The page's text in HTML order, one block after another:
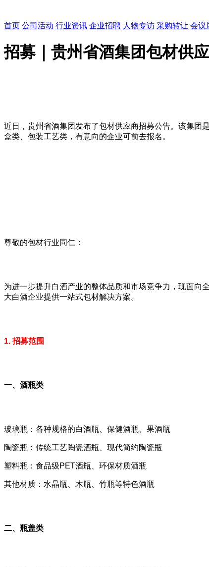
首页 公司活动 行业资讯 企业招聘 人物专访 采购转让 会议
招募｜贵州省酒集团包材供
近日，贵州省酒集团发布了包材供应商招募公告。该集团
盒类、包装工艺类，有意向的企业可前去报名。
尊敬的包材行业同仁：
为进一步提升白酒产业的整体品质和市场竞争力，现面向
大白酒企业提供一站式包材解决方案。
1. 招募范围
一、酒瓶类
玻璃瓶：各种规格的白酒瓶、保健酒瓶、果酒瓶
陶瓷瓶：传统工艺陶瓷酒瓶、现代简约陶瓷瓶
塑料瓶：食品级PET酒瓶、环保材质酒瓶
其他材质：水晶瓶、木瓶、竹瓶等特色酒瓶
二、瓶盖类